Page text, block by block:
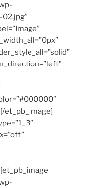
et_pb_image]